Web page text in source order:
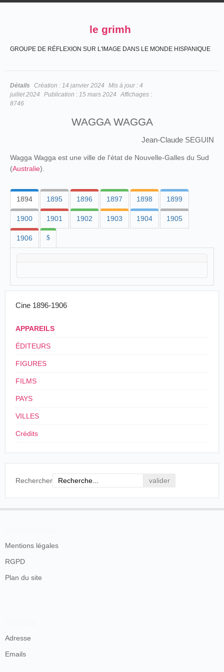
le grimh
GROUPE DE RÉFLEXION SUR L'IMAGE DANS LE MONDE HISPANIQUE
Détails Création : 14 janvier 2024 Mis à jour : 4
juillet 2024
Publication : 15 mars 2024
Affichages :
8746
WAGGA WAGGA
Jean-Claude SEGUIN
Wagga Wagga est une ville de l'état de Nouvelle-Galles du Sud
(Australie).
1894 1895 1896 1897 1898 1899
1900 1901 1902 1903 1904 1905
1906 $
Cine 1896-1906
APPAREILS
ÉDITEURS
FIGURES
FILMS
PAYS
VILLES
Crédits
Rechercher
Mentions légales
RGPD
Plan du site
Adresse
Emails